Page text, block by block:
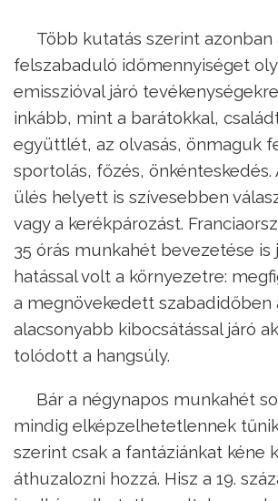
Több kutatás szerint azonban
felszabaduló időmennyiséget
emisszióval járó
inkább, mint a barátokkal,
együttlét, az olvasás, önmaguk
sportolás, főzés, önkénteskedés.
ülés helyett is szívesebben
vagy a kerékpározást.
35 órás munkahét bevezetése is
hatással volt a környezetre:
a megnövekedett szabadidőben
alacsonyabb kibocsátással járó
tolódott a hangsúly.
Bár a négynapos munkahét
mindig elképzelhetetlennek
szerint csak a fantáziánkat kéne
áthuzalozni hozzá. Hisz a 19.